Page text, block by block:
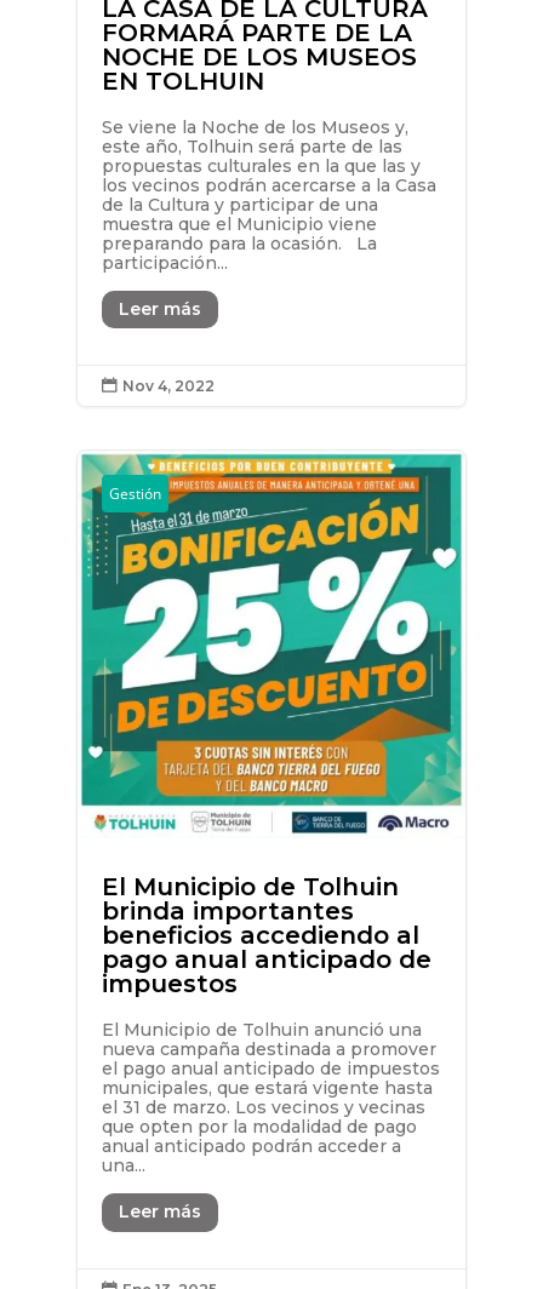
LA CASA DE LA CULTURA
FORMARÁ PARTE DE LA
NOCHE DE LOS MUSEOS
EN TOLHUIN
Se viene la Noche de los Museos y,
este año, Tolhuin será parte de las
propuestas culturales en la que las y
los vecinos podrán acercarse a la Casa
de la Cultura y participar de una
muestra que el Municipio viene
preparando para la ocasión. La
participación...
Leer más
 Nov 4, 2022
Gestión
El Municipio de Tolhuin
brinda importantes
beneficios accediendo al
pago anual anticipado de
impuestos
El Municipio de Tolhuin anunció una
nueva campaña destinada a promover
el pago anual anticipado de impuestos
municipales, que estará vigente hasta
el 31 de marzo. Los vecinos y vecinas
que opten por la modalidad de pago
anual anticipado podrán acceder a
una...
Leer más